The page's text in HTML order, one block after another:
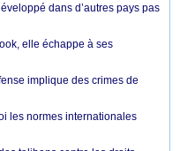
dans d’autres pays pas
elle échappe à ses
implique des crimes de
les normes internationales